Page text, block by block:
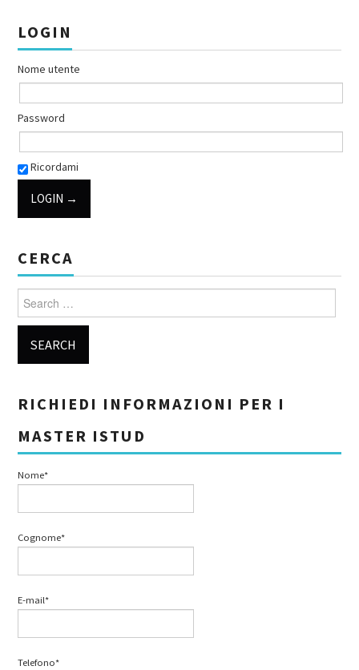
LOGIN
Nome utente
Password
Ricordami
CERCA
Search for:
RICHIEDI INFORMAZIONI PER I
MASTER ISTUD
Nome*
Cognome*
E-mail*
Telefono*